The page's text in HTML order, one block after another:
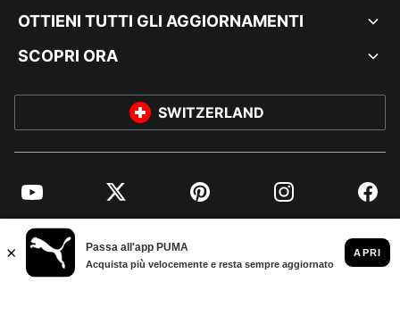
OTTIENI TUTTI GLI AGGIORNAMENTI
SCOPRI ORA
SWITZERLAND
YouTube Twitter Pinterest Instagram
© PUMA EUROPE GMBH, 2026. TUTTI I DIRITTI RISERVATI
DATI AZIENDALI E LEGALI